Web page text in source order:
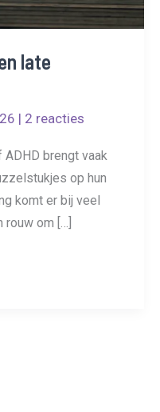
late
| 2 reacties
brengt vaak
op hun
komt er bij veel
rouw om […]